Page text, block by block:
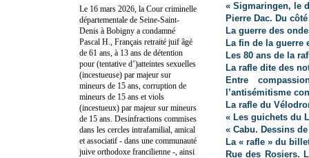
« Sigmaringen, le
Pierre Dac. Du
La guerre des
La fin de la guerre
Les 80 ans de la
La rafle dite des
Entre
l’antisémitisme
La rafle du
« Les guichets du
« Cabu. Dessins
La « rafle » du
Rue des Rosiers.
Le 16 mars 2026, la Cour criminelle
départementale de Seine-Saint-
Denis à Bobigny a condamné
Pascal H., Français retraité juif âgé
de 61 ans, à 13 ans de détention
pour (tentative d’)atteintes sexuelles
(incestueuse) par majeur sur
mineurs de 15 ans, corruption de
mineurs de 15 ans et viols
(incestueux) par majeur sur mineurs
de 15 ans. Desinfractions commises
dans les cercles intrafamilial, amical
et associatif - dans une communauté
juive orthodoxe francilienne -, ainsi